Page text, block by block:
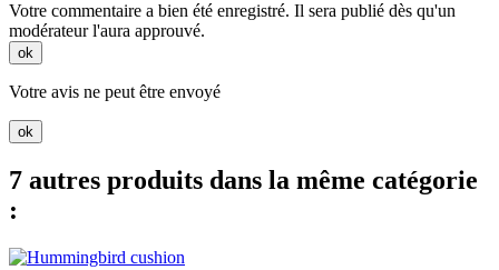
Votre commentaire a bien été enregistré. Il sera publié dès qu'un
modérateur l'aura approuvé.
ok
Votre avis ne peut être envoyé
ok
7 autres produits dans la même catégorie
: